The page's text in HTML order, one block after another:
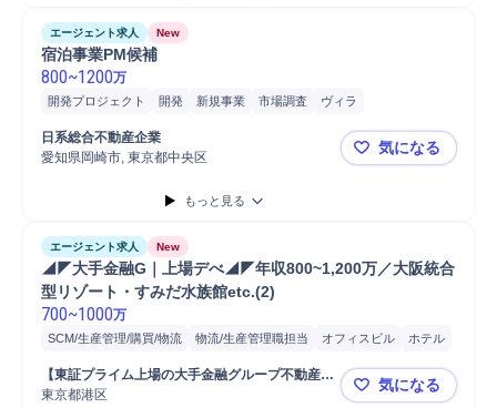
エージェント求人 New
宿泊事業PM候補
800~1200万
開発プロジェクト 開発 新規事業 市場調査
ヴィラ
プロジェクトマネジメント
日系総合不動産企業
愛知県岡崎市, 東京都中央区
宿泊事業
気になる
もっと見る
エージェント求人 New
◢◤大手金融G｜上場デべ◢◤年収800~1,200万／大阪統合
型リゾート・すみだ水族館etc.(2)
700~1000万
SCM/生産管理/購買/物流 物流/生産管理職担当 オフィスビル
ホテル
物流
商業施設 開発 案件担当 物流施設 用地
用地仕入れ
【東証プライム上場の大手金融グループ不動産会
社】
東京都港区 ◢◤大手金
気になる